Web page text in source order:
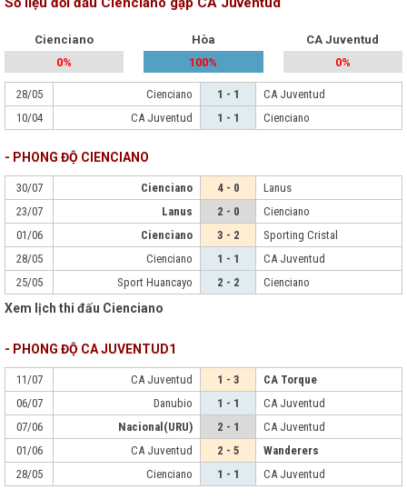
Cienciano
0%
Hòa
100%
CA Juventud
0%
28/05 Cienciano 1 - 1
CA Juventud
10/04
CA Juventud 1 - 1 Cienciano
- PHONG ĐỘ CIENCIANO
30/07 Cienciano 4 - 0
Lanus
23/07
Lanus 2 - 0
Cienciano
01/06
Cienciano 3 - 2
Sporting Cristal
28/05
Cienciano 1 - 1
CA Juventud
25/05
Sport Huancayo 2 - 2 Cienciano
Xem lịch thi đấu Cienciano
- PHONG ĐỘ CA JUVENTUD1
11/07 CA Juventud 1 - 3
CA Torque
06/07
Danubio 1 - 1
CA Juventud
07/06
Nacional(URU) 2 - 1
CA Juventud
01/06
CA Juventud 2 - 5
Wanderers
28/05
Cienciano 1 - 1 CA Juventud